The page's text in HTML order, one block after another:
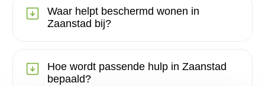
Waar helpt beschermd wonen in
Zaanstad bij?
Hoe wordt passende hulp in Zaanstad
bepaald?